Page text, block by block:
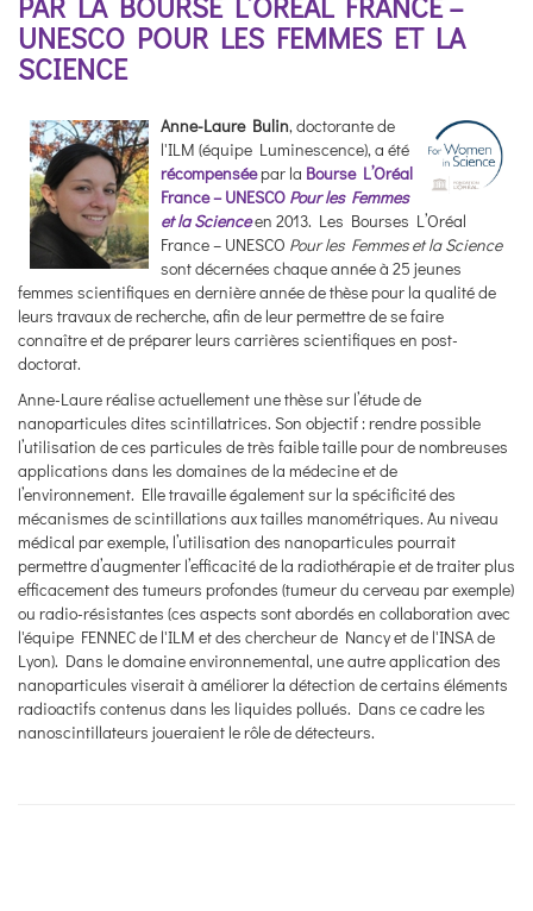
UNESCO POUR LES FEMMES ET LA
SCIENCE
Anne-Laure Bulin, doctorante de
l'ILM (équipe Luminescence), a été
récompenséepar la Bourse L’Oréal
France – UNESCO Pour les Femmes
et la Scienceen 2013. Les Bourses L’Oréal
France – UNESCO Pour les Femmes et la Science
sont décernées chaque année à 25 jeunes
femmes scientifiques en dernière année de thèse pour la qualité de
leurs travaux de recherche, afin de leur permettre de se faire
connaître et de préparer leurs carrières scientifiques en post-
doctorat.
Anne-Laure réalise actuellement une thèse sur l’étude de
nanoparticules dites scintillatrices. Son objectif : rendre possible
l’utilisation de ces particules de très faible taille pour de nombreuses
applications dans les domaines de la médecine et de
l’environnement. Elle travaille également sur la spécificité des
mécanismes de scintillations aux tailles manométriques. Au niveau
médical par exemple, l’utilisation des nanoparticules pourrait
permettre d’augmenter l’efficacité de la radiothérapie et de traiter plus
efficacement des tumeurs profondes (tumeur du cerveau par exemple)
ou radio-résistantes (ces aspects sont abordés en collaboration avec
l'équipe FENNEC de l'ILM et des chercheur de Nancy et de l'INSA de
Lyon). Dans le domaine environnemental, une autre application des
nanoparticules viserait à améliorer la détection de certains éléments
radioactifs contenus dans les liquides pollués. Dans ce cadre les
nanoscintillateurs joueraient le rôle de détecteurs.